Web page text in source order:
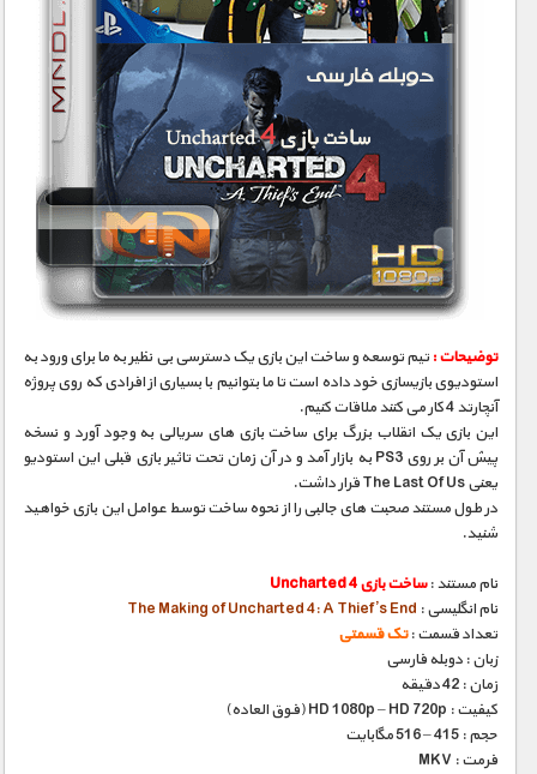
فرهنگ / هنر
ماورایی
مسابقات / ورزشی
مستند های اختصاصی
توضیحات : تیم توسعه و ساخت این بازی یک دسترسی بی نظیر به ما برای ورود به
استودیوی بازیسازی خود داده است تا ما بتوانیم با بسیاری از افرادی که روی پروژه
آنچارتد 4 کار می کنند ملاقات کنیم.
این بازی یک انقلاب بزرگ برای ساخت بازی های سریالی به وجود آورد و نسخه
پیش آن بر روی PS3 به بازار آمد و در آن زمان تحت تاثیر بازی قبلی این استودیو
یعنی The Last Of Us قرار داشت.
در طول مستند صحبت های جالبی را از نحوه ساخت توسط عوامل این بازی خواهید
شنید.
نام مستند :ساخت بازی Uncharted 4
نام انگلیسی : The Making of Uncharted 4: A Thief’s End
تعداد قسمت :تک قسمتی
زبان : دوبله فارسی
زمان : 42 دقیقه
کیفیت : HD 1080p – HD 720p (فوق العاده)
حجم : 415 – 516 مگابایت
فرمت : MKV